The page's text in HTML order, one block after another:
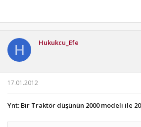
H Hukukcu_Efe
17.01.2012
Ynt: Bir Traktör düşünün 2000 modeli ile